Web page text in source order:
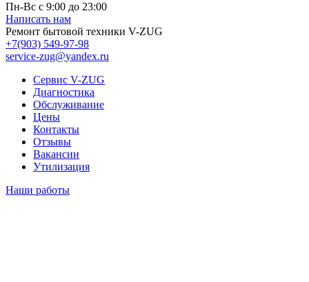
Пн-Вс с 9:00 до 23:00
Написать нам
Ремонт бытовой техники V-ZUG
+7(903) 549-97-98
service-zug@yandex.ru
Сервис V-ZUG
Диагностика
Обслуживание
Цены
Контакты
Отзывы
Вакансии
Утилизация
Наши работы